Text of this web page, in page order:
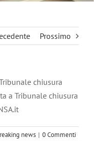
Prossimo
chiusura
a Tribunale chiusura
news | 0 Commenti